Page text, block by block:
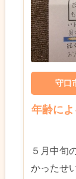
年齢に
守
５月中旬
かったせ